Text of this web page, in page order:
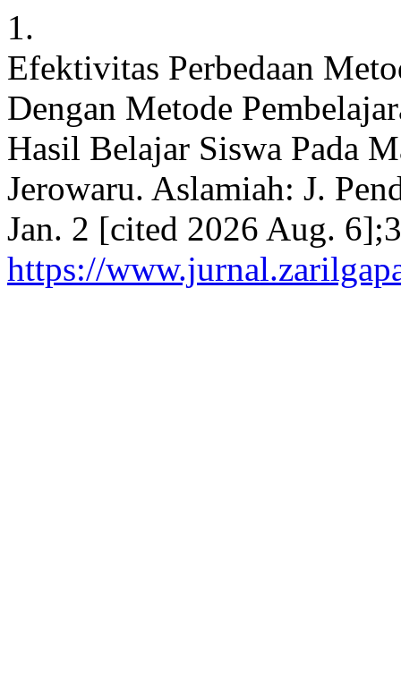
1.
Efektivitas Perbedaan
Dengan Metode
Hasil Belajar Siswa Pada
Jerowaru. Aslamiah: J.
Jan. 2 [cited 2026 Aug.
https://